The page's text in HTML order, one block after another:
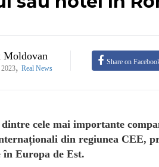
Moldovan
, Real News
Share on
cele mai importante
din regiunea CEE,
în Europa de Est.